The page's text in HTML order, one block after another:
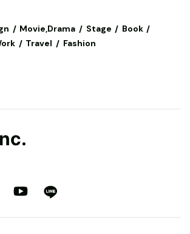
Movie,Drama Stage
Book
Travel Fashion